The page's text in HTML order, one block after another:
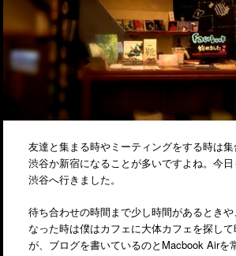
友達と集まる時やミーティングをする時は
渋谷か新宿になることが多いですよね。今
渋谷へ行きました。
待ち合わせの時間まで少し時間があるときや
なった時は僕はカフェに大体カフェを探し
が、ブログを書いているのとMacbook Airを